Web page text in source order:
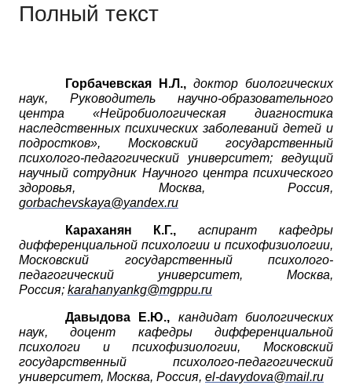
Полный текст
Горбачевская Н.Л., доктор биологических
наук, Руководитель научно-образовательного
центра «Нейробиологическая диагностика
наследственных психических заболеваний детей и
подростков», Московский государственный
психолого-педагогический университет; ведущий
научный сотрудник Научного центра психического
здоровья, Москва, Россия,
gorbachevskaya@yandex.ru
Караханян К.Г.,аспирант кафедры
дифференциальной психологии и психофизиологии,
Московский государственный психолого-
педагогический университет, Москва,
Россия; karahanyankg@mgppu.ru
Давыдова Е.Ю.,
кандидат биологических
наук, доцент кафедры дифференциальной
психологи и психофизиологии,
Московский
государственный
психолого-педагогический
университет, Москва, Россия, el-davydova@mail.ru